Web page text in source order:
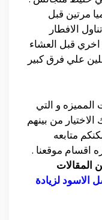
مرتين قبل
الافطار
اخري قبل العشاء
علي فرق كبير
المميزه و التي
من بينهم
متابعه
اقسام موقعنا .
المقالات
الاسود لزيادة